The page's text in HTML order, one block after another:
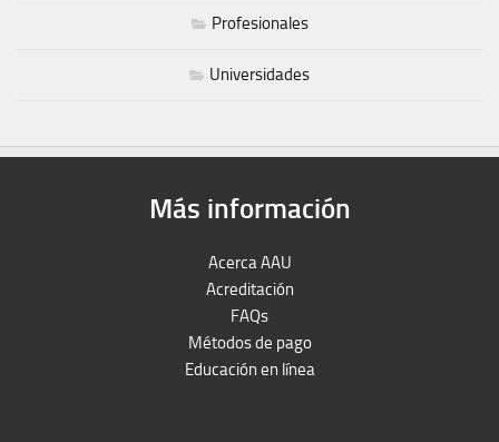
Profesionales
Universidades
Más información
Acerca AAU
Acreditación
FAQs
Métodos de pago
Educación en línea